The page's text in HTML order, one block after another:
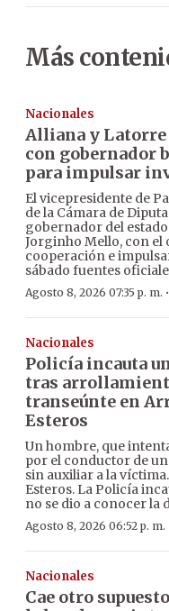
Más
Nacionales
Alliana y Latorre
con gobernador
para impulsar
El vicepresidente de
de la Cámara de
gobernador del
Jorginho Mello, con el
cooperación e
sábado fuentes
Agosto 8, 2026 07:35 p. m. ·
Nacionales
Policía incauta
tras
transeúnte en
Esteros
Un hombre, que
por el conductor de
sin auxiliar a la
Esteros. La Policía
no se dio a conocer la
Agosto 8, 2026 06:52 p. m.
Nacionales
Cae otro